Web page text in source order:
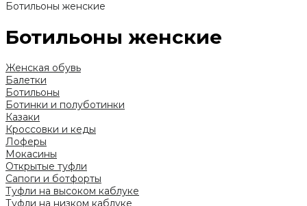
Ботильоны женские
Ботильоны женские
Женская обувь
Балетки
Ботильоны
Ботинки и полуботинки
Казаки
Кроссовки и кеды
Лоферы
Мокасины
Открытые туфли
Сапоги и ботфорты
Туфли на высоком каблуке
Туфли на низком каблуке